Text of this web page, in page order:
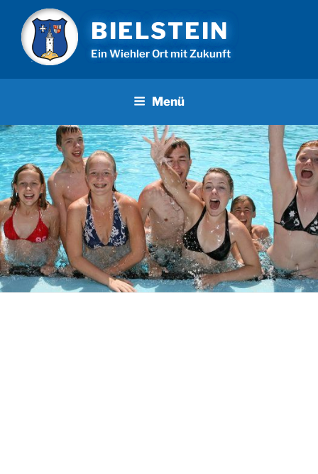
Inhalt
springen
BIELSTEIN
Ein Wiehler Ort mit Zukunft
Menü